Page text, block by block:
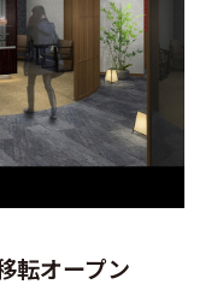
転オープン